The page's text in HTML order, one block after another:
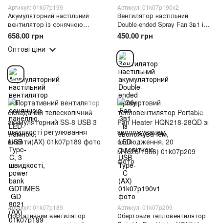
Артикул: 01k07p199
Акумуляторний настільний
вентилятор із сонячною
панеллю, LED-лампою, USB
Type-C, 3 швидкості, power
bank GDTIMES GD 8021 (AX)
658.00 грн
Оптові ціни
Артикул: 01k07p190v2
Вентилятор настільний
Double-ended Spray Fan 3в1 із
зволожувачем, LED-
підсвіткою, USB Type-C пульт
ДК (AX)
450.00 грн
Артикул: 01k07p189
Портативний вентилятор
Артикул: 01k07p209
Обертовий тепловентилятор